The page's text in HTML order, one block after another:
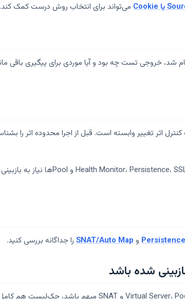
می‌تواند برای انتخاب روش درست کمک کند.
شد، خروجی تست چه بود و آیا موردی برای پیگیری
Persistence وSNAT/Auto Map را جداگانه بررسی کنید.
شده باشد